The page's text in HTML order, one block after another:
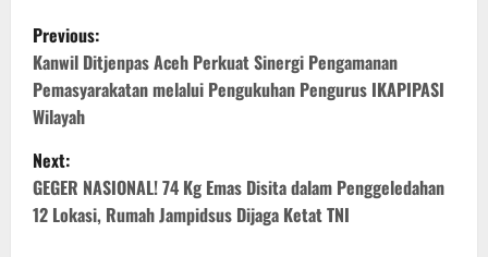
P
o
s
t
n
Previous:
Kanwil Ditjenpas Aceh Perkuat Sinergi Pengamanan
Pemasyarakatan melalui Pengukuhan Pengurus IKAPIPASI
Wilayah
Next:
GEGER NASIONAL! 74 Kg Emas Disita dalam Penggeledahan
12 Lokasi, Rumah Jampidsus Dijaga Ketat TNI